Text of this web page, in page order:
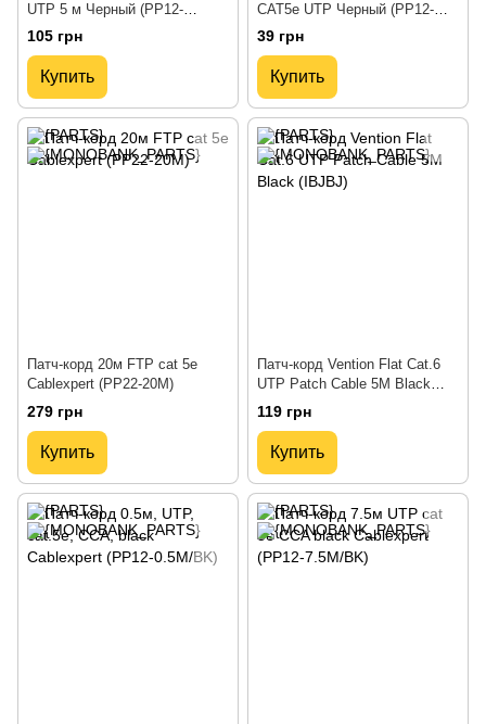
UTP 5 м Черный (PP12-
5M/BK)
105 грн
Купить
CAT5e UTP Черный (PP12-
1M/BK)
39 грн
Купить
Патч-корд 20м FTP cat 5е
Cablexpert (PP22-20M)
279 грн
Купить
Патч-корд Vention Flat Cat.6
UTP Patch Cable 5M Black
(IBJBJ)
119 грн
Купить